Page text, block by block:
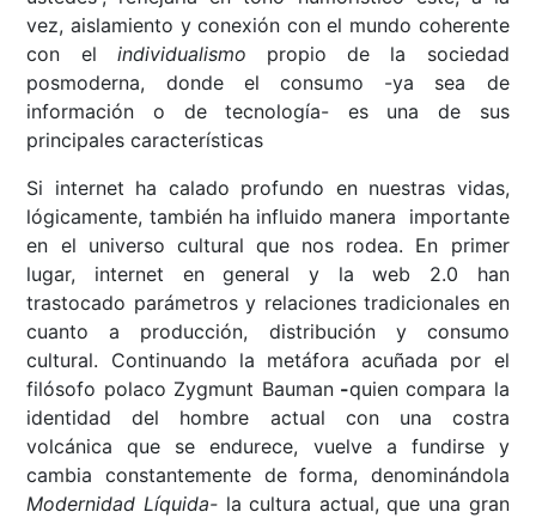
vez, aislamiento y conexión con el mundo coherente
con el individualismo propio de la sociedad
posmoderna, donde el consumo -ya sea de
información o de tecnología- es una de sus
principales características
Si internet ha calado profundo en nuestras vidas,
lógicamente, también ha influido manera importante
en el universo cultural que nos rodea. En primer
lugar, internet en general y la web 2.0 han
trastocado parámetros y relaciones tradicionales en
cuanto a producción, distribución y consumo
cultural. Continuando la metáfora acuñada por el
filósofo polaco Zygmunt Bauman-quien compara la
identidad del hombre actual con una costra
volcánica que se endurece, vuelve a fundirse y
cambia constantemente de forma, denominándola
Modernidad Líquida- la cultura actual, que una gran